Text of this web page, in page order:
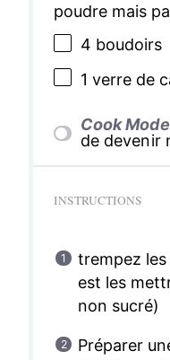
poudre mais
4 boudoirs
1 verre de
Cook Mode
de devenir
INSTRUCTIONS
trempez
est les
non sucré)
Préparer